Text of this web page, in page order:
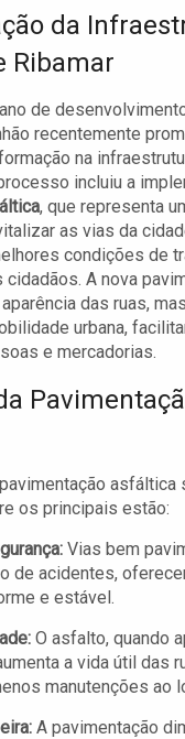
da
Ribamar
de
recentemente
na
incluiu a
, que representa
as vias da
condições de
cidadãos. A nova
das ruas,
urbana,
e mercadorias.
asfáltica
os principais estão:
Vias bem
de acidentes,
e estável.
O asfalto, quando
a vida útil das
manutenções ao
A pavimentação